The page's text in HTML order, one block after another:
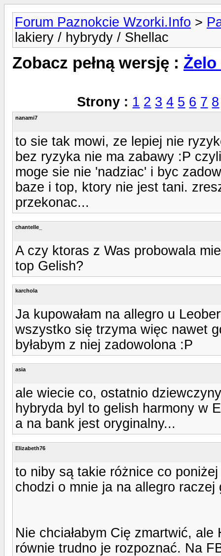
Forum Paznokcie Wzorki.Info >
lakiery / hybrydy / Shellac
Zobacz pełną wersję :
Strony : 1 2 3 4 5 6 7 8
nanami7
to sie tak mowi, ze lepiej nie
bez ryzyka nie ma zabawy :P
moge sie nie 'nadziac' i byc
baze i top, ktory nie jest tani.
przekonac...
chantelle_
A czy ktoras z Was probowala
top Gelish?
karchola
Ja kupowałam na allegro u
wszystko się trzyma więc nawet
byłabym z niej zadowolona :P
asia
ale wiecie co, ostatnio
hybryda byl to gelish harmony w
a na bank jest oryginalny...
Elizabeth76
to niby są takie różnice co
chodzi o mnie ja na allegro raczej
Nie chciałabym Cię zmartwić,
równie trudno je rozpoznać. Na